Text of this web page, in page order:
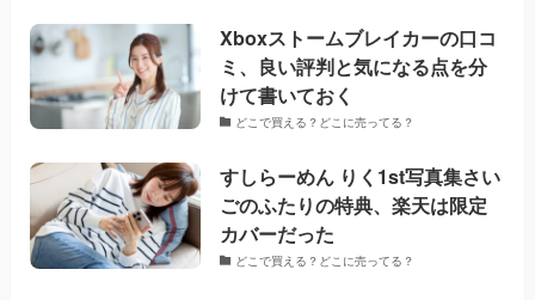
Xboxストームブレイカーの口コ
ミ、良い評判と気になる点を分
けて書いておく
どこで買える？どこに売ってる？
すしらーめん りく1st写真集さい
ごのふたりの特典、楽天は限定
カバーだった
どこで買える？どこに売ってる？